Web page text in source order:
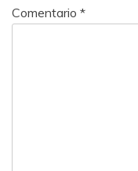
Comentario *